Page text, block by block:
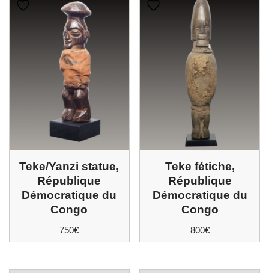
Teke/Yanzi statue,
République
Démocratique du
Congo
750€
Teke fétiche,
République
Démocratique du
Congo
800€